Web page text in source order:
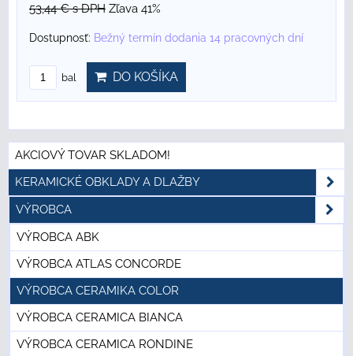
53,44 €s DPH Zľava 41%
Dostupnosť: Bežný termín dodania 14 pracovných dní
bal DO KOŠÍKA
AKCIOVÝ TOVAR SKLADOM!
KERAMICKÉ OBKLADY A DLAŽBY
VÝROBCA
VÝROBCA ABK
VÝROBCA ATLAS CONCORDE
VÝROBCA CERAMIKA COLOR
VÝROBCA CERAMICA BIANCA
VÝROBCA CERAMICA RONDINE